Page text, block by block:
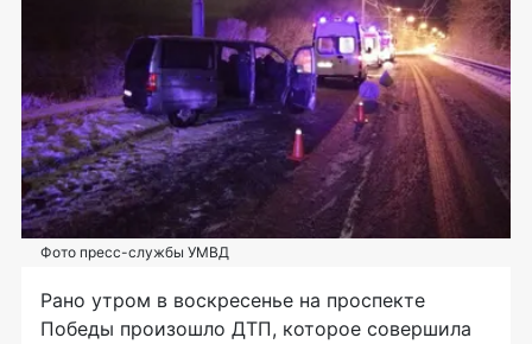
Фото пресс-службы УМВД
Рано утром в воскресенье на проспекте
Победы произошло ДТП, которое совершила